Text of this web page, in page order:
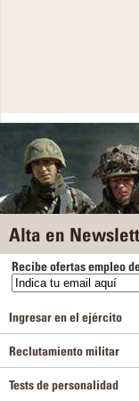
Alta en
Recibe ofertas empleo
Ingresar en el ejército
Reclutamiento militar
Tests de personalidad